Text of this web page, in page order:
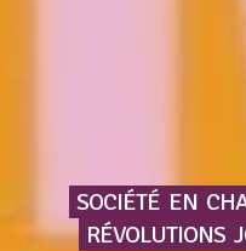
SOCIÉTÉ EN
RÉVOLUTIONS